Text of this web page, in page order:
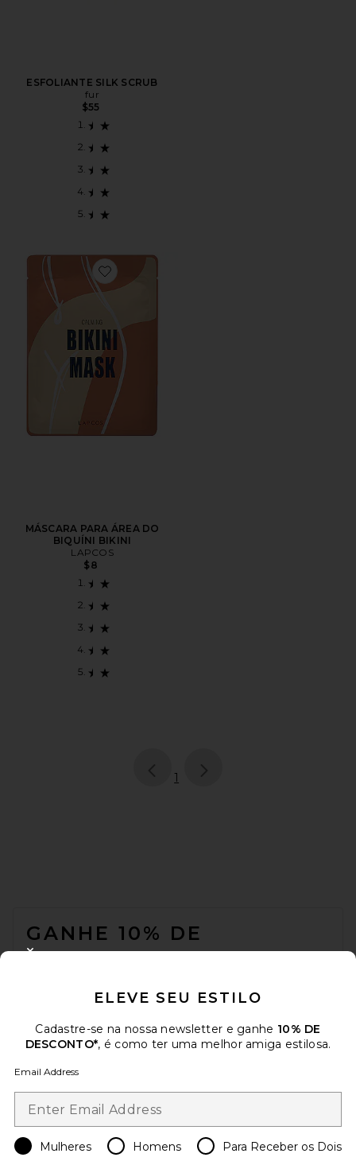
ESFOLIANTE SILK SCRUB
fur
$55
Favorite MÁSCARA PARA ÁREA DO BIQUÍNI BIKINI
MÁSCARA PARA ÁREA DO
BIQUÍNI BIKINI
LAPCOS
$8
page
1
GANHE 10% DE
DESCONTO
Opte por sair a qualquer momento.
Política de Privacidade
Email Address
Sign Up
Change Country Regions
USD
ELEVE SEU ESTILO
Cadastre-se na nossa newsletter e ganhe 10% DE
DESCONTO*, é como ter uma melhor amiga estilosa.
Email Address
Mulheres Homens Para Receber os Dois